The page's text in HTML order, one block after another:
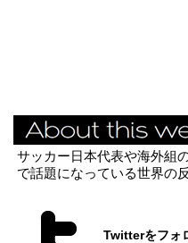
サッカー日本代表や海外組
で話題になっている世界の
Twitterをフォ